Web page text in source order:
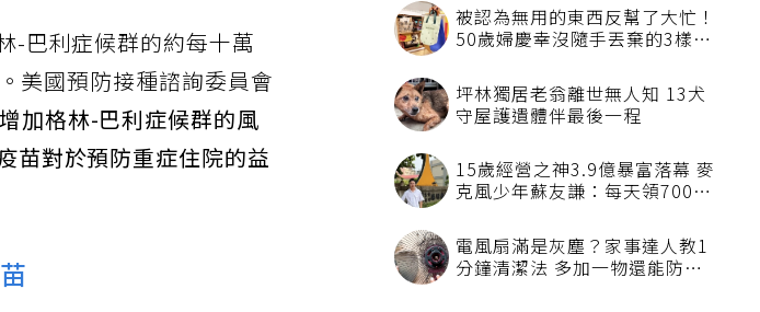
被認為無用的東西反幫了大忙！
50歲婦慶幸沒隨手丟棄的3樣物
坪林獨居老翁離世無人知 13犬
守屋護遺體伴最後一程
15歲經營之神3.9億暴富落幕 麥
電風扇滿是灰塵？家事達人教1
-巴利症候群的約每十萬
美國預防接種諮詢委員會
加格林-巴利症候群的風
苗對於預防重症住院的益